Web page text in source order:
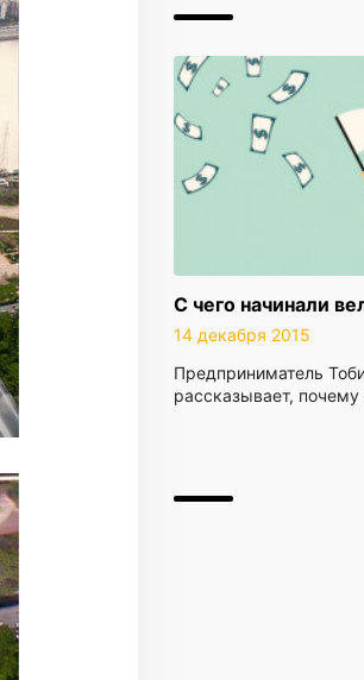
С чего начинали
14 декабря 2015
Предприниматель
рассказывает,